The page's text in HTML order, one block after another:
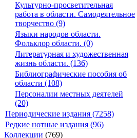
Культурно-просветительная
работа в области. Самодеятельное
творчество (9)
Языки народов области.
Фольклор области. (0)
Литературная и художественная
жизнь области. (136)
Библиографические пособия об
области (108)
Персоналии местных деятелей
(20)
Периодические издания (7258)
Редкие нотные издания (96)
Коллекции (769)